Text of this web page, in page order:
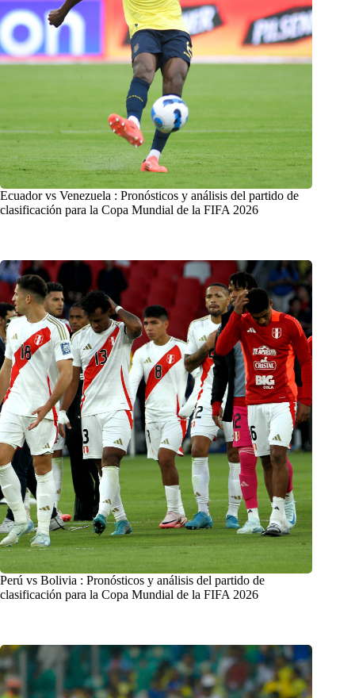
Ecuador vs Venezuela : Pronósticos y análisis del partido de
clasificación para la Copa Mundial de la FIFA 2026
Perú vs Bolivia : Pronósticos y análisis del partido de
clasificación para la Copa Mundial de la FIFA 2026